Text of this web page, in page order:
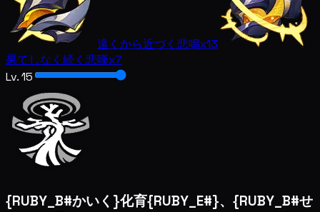
遠くから近づく悲鳴x13
果てしなく続く悲嘆x7
Lv. 15
{RUBY_B#かいく}化育{RUBY_E#}、{RUBY_B#せ